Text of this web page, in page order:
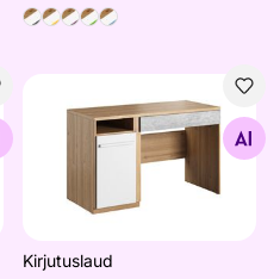
Kirjutuslaud
Otsi sarnaseid
Kirjutuslaud